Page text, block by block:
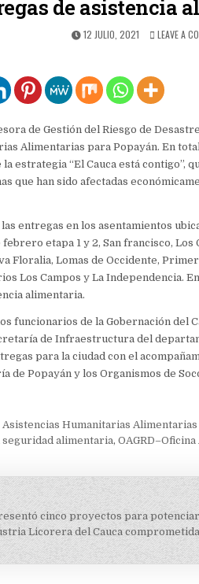
de asistencia
PUBLISHED
12 JULIO, 2021 LEAVE A
de Gestión del Riesgo de
Alimentarias para Popayán. En
estrategia “El Cauca está contigo”,
que han sido afectadas
entregas en los asentamientos
etapa 1 y 2, San francisco,
Floralia, Lomas de Occidente,
Los Campos y La Independencia.
alimentaria.
funcionarios de la Gobernación del
de Infraestructura del
para la ciudad con el
de Popayán y los Organismos de
Humanitarias
alimentaria,
cinco proyectos para
Licorera del Cauca